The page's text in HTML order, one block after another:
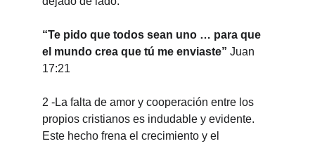
“Te pido que todos sean uno … para que
el mundo crea que tú me enviaste” Juan
17:21
2 -La falta de amor y cooperación entre los
propios cristianos es indudable y evidente.
Este hecho frena el crecimiento y el